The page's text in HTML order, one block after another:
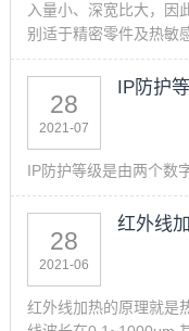
入量小、深宽比大，因
别适于精密零件及热敏
28
2021-07
IP防护
IP防护等级是由两个数
28
2021-06
红外线
红外线加热的原理就是